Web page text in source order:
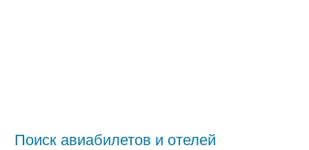
Поиск авиабилетов и отелей